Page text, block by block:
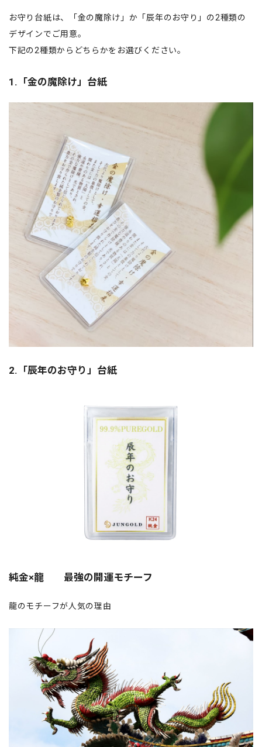
お守り台紙は、「金の魔除け」か「辰年のお守り」の2種類の
デザインでご用意。
下記の2種類からどちらかをお選びください。
1.「金の魔除け」台紙
2.「辰年のお守り」台紙
純金×龍 最強の開運モチーフ
龍のモチーフが人気の理由